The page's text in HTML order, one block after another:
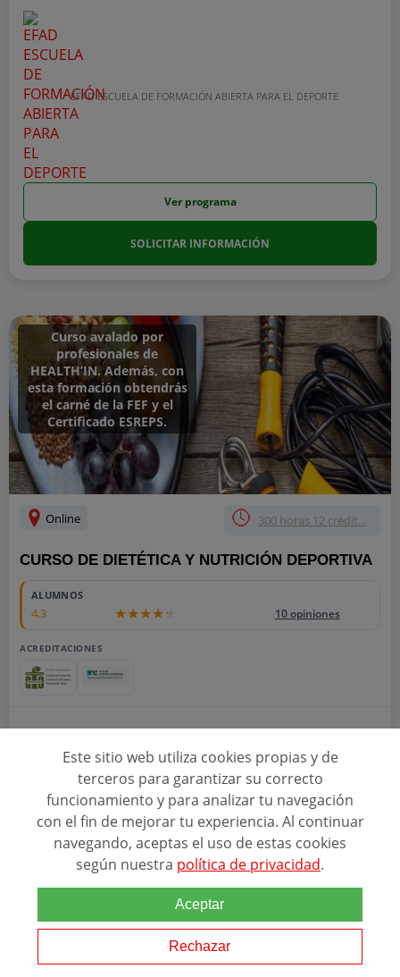
EFAD ESCUELA DE FORMACIÓN ABIERTA PARA EL DEPORTE
Ver programa
SOLICITAR INFORMACIÓN
Curso avalado por
profesionales de
HEALTH’IN. Además, con
esta formación obtendrás
el carné de la FEF y el
Certificado ESREPS.
Online 300 horas 12 crédit...
CURSO DE DIETÉTICA Y NUTRICIÓN DEPORTIVA
ALUMNOS
4.3 10 opiniones
ACREDITACIONES
¡domínala!Potenciar el rendimiento y mejorar tu resistencia durante
la actividad física es posible si cuentas con una dieta equilibrada.
Con el Curso online...
DEUSTO SALUD
Ver programa
SOLICITAR INFORMACIÓN
Este sitio web utiliza cookies propias y de
terceros para garantizar su correcto
funcionamiento y para analizar tu navegación
con el fin de mejorar tu experiencia. Al continuar
navegando, aceptas el uso de estas cookies
según nuestra política de privacidad.
Aceptar
Rechazar